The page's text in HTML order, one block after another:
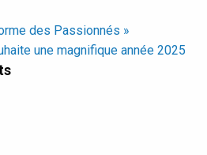
des Passionnés »
une magnifique année 2025